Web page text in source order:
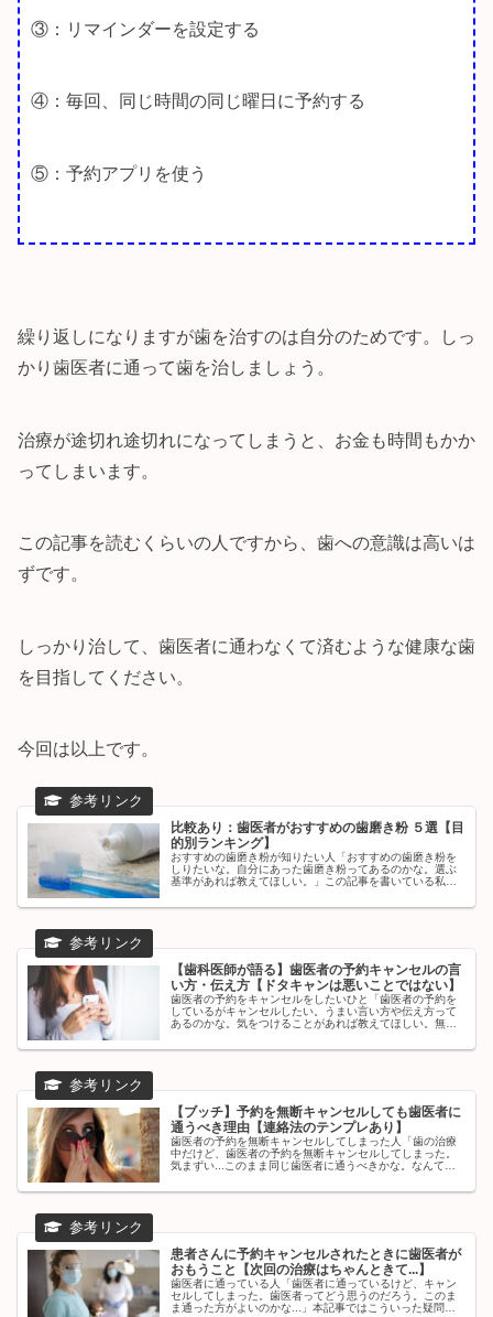
③：リマインダーを設定する
④：毎回、同じ時間の同じ曜日に予約する
⑤：予約アプリを使う
繰り返しになりますが歯を治すのは自分のためです。しっ
かり歯医者に通って歯を治しましょう。
治療が途切れ途切れになってしまうと、お金も時間もかか
ってしまいます。
この記事を読むくらいの人ですから、歯への意識は高いは
ずです。
しっかり治して、歯医者に通わなくて済むような健康な歯
を目指してください。
今回は以上です。
比較あり：歯医者がおすすめの歯磨き粉 ５選【目
的別ランキング】
おすすめの歯磨き粉が知りたい人「おすすめの歯磨き粉を
しりたいな。自分にあった歯磨き粉ってあるのかな。選ぶ
基準があれば教えてほしい。」この記事を書いている私は
た、生きるために必要な身体の機能で...
【歯科医師が語る】歯医者の予約キャンセルの言
い方・伝え方【ドタキャンは悪いことではない】
歯医者の予約をキャンセルをしたいひと「歯医者の予約を
しているがキャンセルしたい。うまい言い方や伝え方って
あるのかな。気をつけることがあれば教えてほしい。無断
問にこたえます。✔︎ 本記事...
【ブッチ】予約を無断キャンセルしても歯医者に
通うべき理由【連絡法のテンプレあり】
歯医者の予約を無断キャンセルしてしまった人「歯の治療
中だけど、歯医者の予約を無断キャンセルしてしまった。
気まずい...このまま同じ歯医者に通うべきかな。なんて連
えます。歯医者を予約していた...
患者さんに予約キャンセルされたときに歯医者が
おもうこと【次回の治療はちゃんときて...】
歯医者に通っている人「歯医者に通っているけど、キャン
セルしてしまった。歯医者ってどう思うのだろう。このま
ま通った方がよいのかな...」本記事ではこういった疑問に